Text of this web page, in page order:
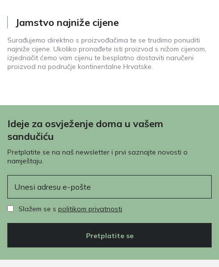
Jamstvo najniže cijene
Surađujemo direktno s proizvođačima te se trudimo ponuditi
najniže cijene. Ukoliko pronađete isti proizvod s nižom cijenom,
izjednačit ćemo vam cijenu te besplatno dostaviti naručeni
proizvod na područje kontinentalne Hrvatske.
Ideje za osvježenje doma u vašem
sandučiću
Pretplatite se na naš newsletter i prvi saznajte novosti o
namještaju.
Slažem se s politikom privatnosti
Pretplatite se